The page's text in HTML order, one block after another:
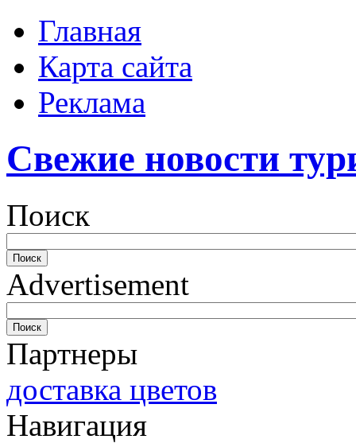
Главная
Карта сайта
Реклама
Свежие новости
Поиск
Advertisement
Партнеры
доставка цветов
Навигация